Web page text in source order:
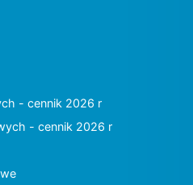
- cennik 2026 r
- cennik 2026 r